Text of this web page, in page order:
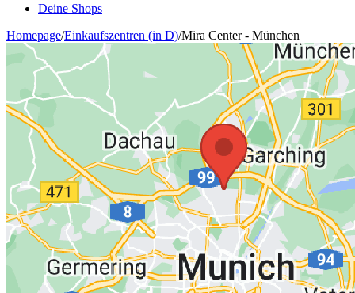
Deine Shops
Homepage/Einkaufszentren (in D)/Mira Center - München